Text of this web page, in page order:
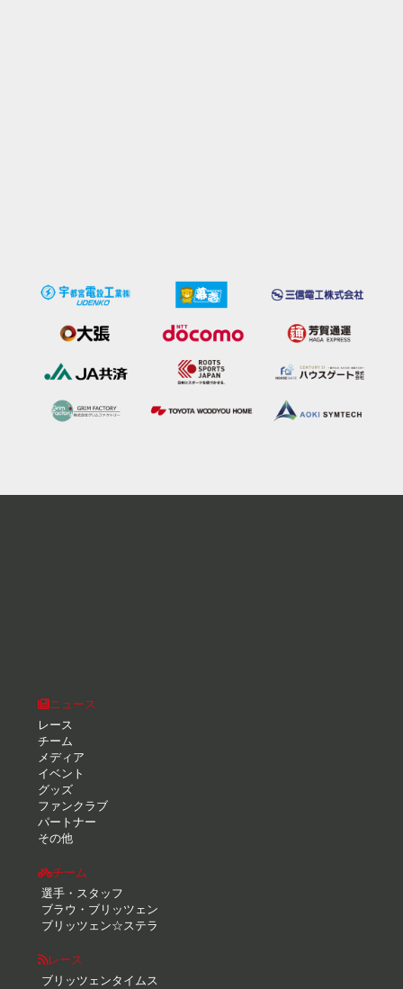
ニュース
レース
チーム
メディア
イベント
グッズ
ファンクラブ
パートナー
その他
チーム
選手・スタッフ
ブラウ・ブリッツェン
ブリッツェン☆ステラ
レース
ブリッツェンタイムス